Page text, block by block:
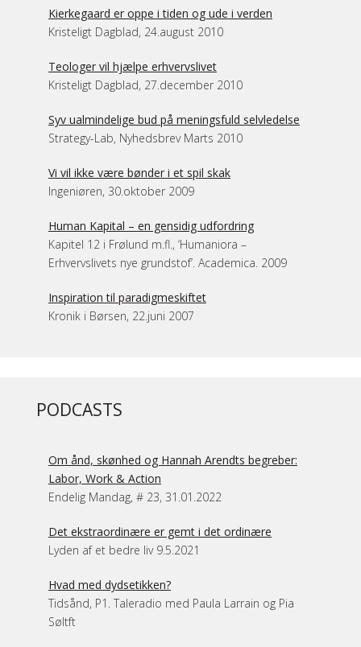
Kierkegaard er oppe i tiden og ude i verden
Kristeligt Dagblad, 24.august 2010
Teologer vil hjælpe erhvervslivet
Kristeligt Dagblad, 27.december 2010
Syv ualmindelige bud på meningsfuld selvledelse
Strategy-Lab, Nyhedsbrev Marts 2010
Vi vil ikke være bønder i et spil skak
Ingeniøren, 30.oktober 2009
Human Kapital – en gensidig udfordring
Kapitel 12 i Frølund m.fl., ‘Humaniora –
Erhvervslivets nye grundstof’. Academica. 2009
Inspiration til paradigmeskiftet
Kronik i Børsen, 22.juni 2007
PODCASTS
Om ånd, skønhed og Hannah Arendts begreber:
Labor, Work & Action
Endelig Mandag, # 23, 31.01.2022
Det ekstraordinære er gemt i det ordinære
Lyden af et bedre liv 9.5.2021
Hvad med dydsetikken?
Tidsånd, P1. Taleradio med Paula Larrain og Pia
Søltft